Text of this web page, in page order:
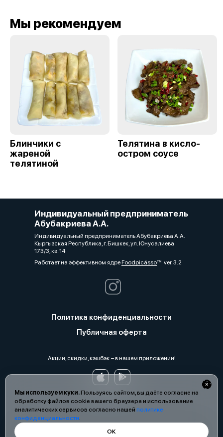
Мы используем куки.Пользуясь сайтом, вы даёте согласие на
обработку файлов cookie вашего браузера и использование
аналитических сервисов согласно нашей политике
конфиденциальности.
ОК
Мы рекомендуем
Блинчики с
жареной
телятиной
Телятина в кисло-
остром соусе
Индивидуальный предприниматель
Абубакриева А.А.
Индивидуальный предприниматель Абубакриева А.А.
Кыргызская Республика, г. Бишкек, ул. Юнусалиева
173/3, кв. 14
Работает на эффективном ядреFoodpicássover. 3.2
Политика конфиденциальности
Публичная оферта
Акции, скидки, кэшбэк − в нашем приложении!